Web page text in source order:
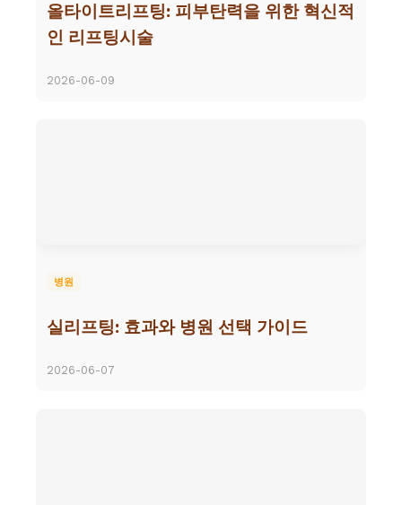
올타이트리프팅: 피부탄력을 위한 혁신적
인 리프팅시술
2026-06-09
병원
실리프팅: 효과와 병원 선택 가이드
2026-06-07